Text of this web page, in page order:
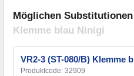
Möglichen Substitutionen
Klemme blau Ninigi
VR2-3 (ST-080/B) Klemme
Produktcode: 32909